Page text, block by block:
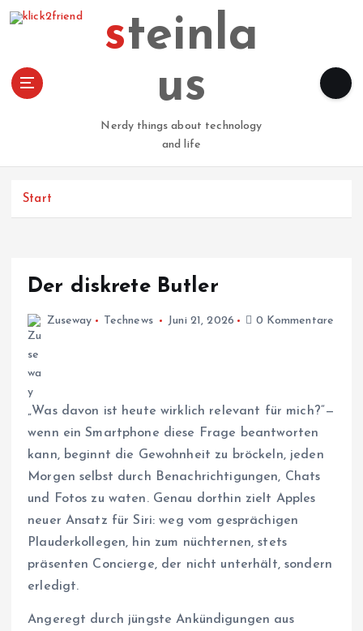
steinla
us
Nerdy things about technology
and life
Start
Der diskrete Butler
Zuseway Technews Juni 21, 2026 0 Kommentare
„Was davon ist heute wirklich relevant für mich?“—
wenn ein Smartphone diese Frage beantworten
kann, beginnt die Gewohnheit zu bröckeln, jeden
Morgen selbst durch Benachrichtigungen, Chats
und Fotos zu waten. Genau dorthin zielt Apples
neuer Ansatz für Siri: weg vom gesprächigen
Plauderkollegen, hin zum nüchternen, stets
präsenten Concierge, der nicht unterhält, sondern
erledigt.
Angeregt durch jüngste Ankündigungen aus